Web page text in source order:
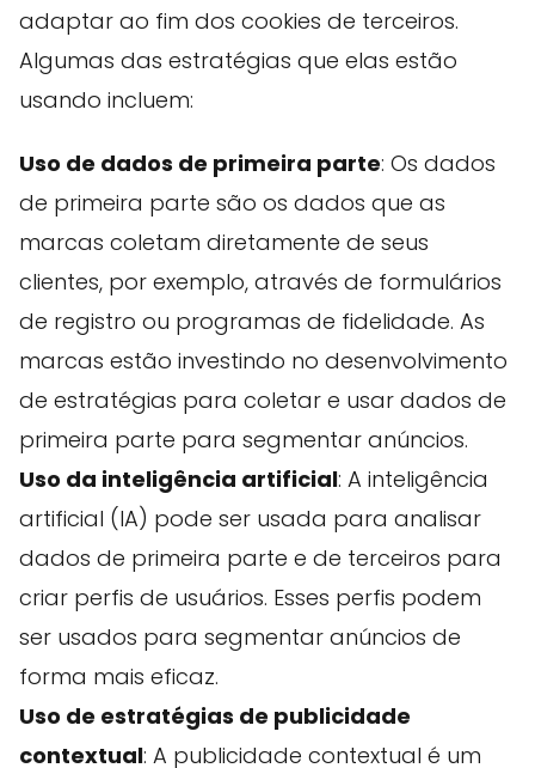
adaptar ao fim dos cookies de terceiros.
Algumas das estratégias que elas estão
usando incluem:
Uso de dados de primeira parte: Os dados
de primeira parte são os dados que as
marcas coletam diretamente de seus
clientes, por exemplo, através de formulários
de registro ou programas de fidelidade. As
marcas estão investindo no desenvolvimento
de estratégias para coletar e usar dados de
primeira parte para segmentar anúncios.
Uso da inteligência artificial: A inteligência
artificial (IA) pode ser usada para analisar
dados de primeira parte e de terceiros para
criar perfis de usuários. Esses perfis podem
ser usados ​​para segmentar anúncios de
forma mais eficaz.
Uso de estratégias de publicidade
contextual: A publicidade contextual é um